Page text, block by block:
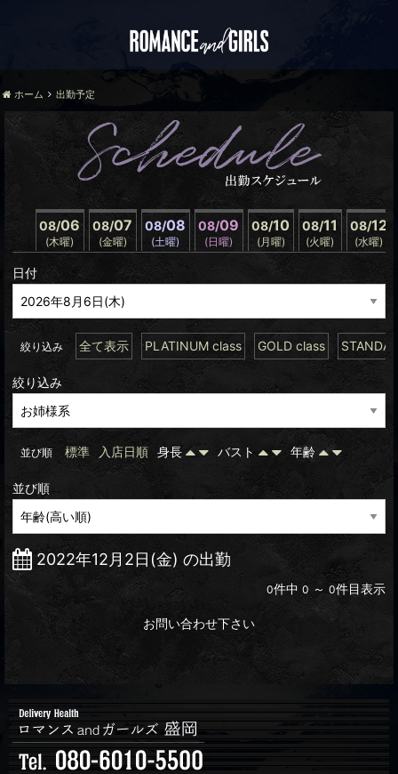
ホーム 出勤予定
08/06
(木曜)
08/07
(金曜)
08/08
(土曜)
08/09
(日曜)
08/10
(月曜)
08/11
(火曜)
08/12
(水曜)
日付
絞り込み 全て表示 PLATINUM class GOLD class
絞り込み
並び順 標準 入店日順 身長 バスト 年齢
並び順
2022年12月2日(金) の出勤
0件中 0 ～ 0件目表示
お問い合わせ下さい